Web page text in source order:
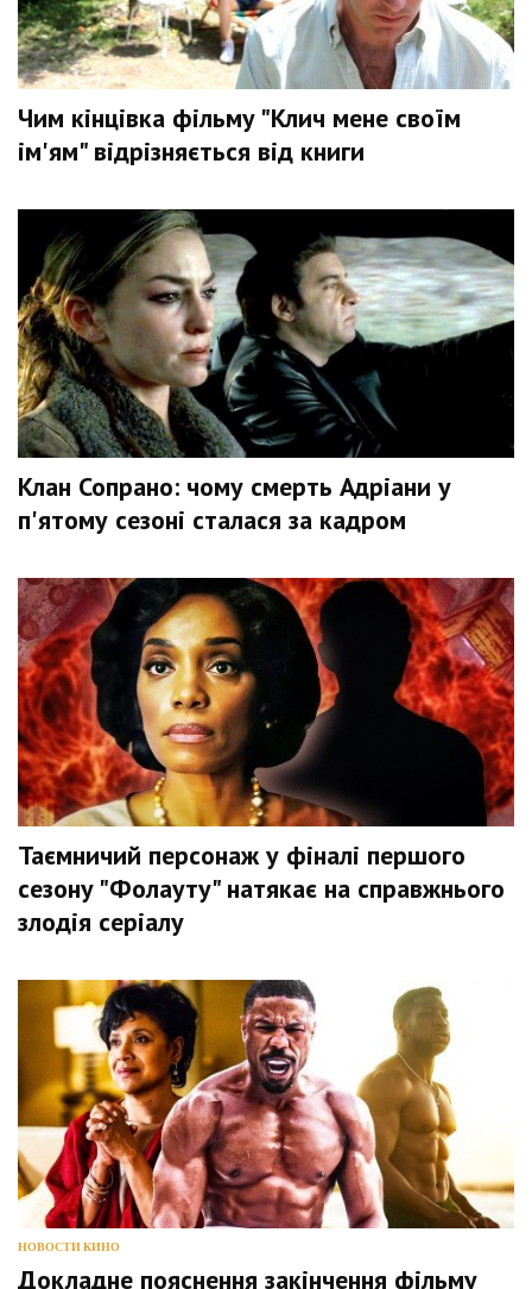
Чим кінцівка фільму "Клич мене своїм
ім'ям" відрізняється від книги
Клан Сопрано: чому смерть Адріани у
п'ятому сезоні сталася за кадром
Таємничий персонаж у фіналі першого
сезону "Фолауту" натякає на справжнього
злодія серіалу
НОВОСТИ КИНО
Докладне пояснення закінчення фільму